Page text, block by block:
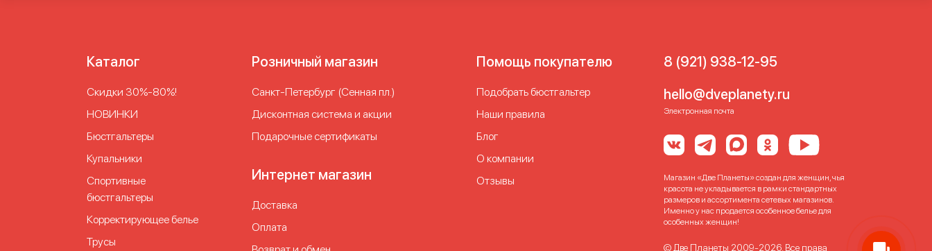
Каталог
Скидки 30%-80%!
НОВИНКИ
Бюстгальтеры
Купальники
Спортивные
бюстгальтеры
Корректирующее белье
Трусы
Розничный магазин
Cанкт-Петербург (Сенная пл.)
Дисконтная система и акции
Подарочные сертификаты
Интернет магазин
Доставка
Оплата
Помощь покупателю
Подобрать бюстгальтер
Наши правила
Блог
О компании
Отзывы
8 (921) 938-12-95
hello@dveplanety.ru
Электронная почта
Магазин «Две Планеты» создан для женщин, чья
красота не укладывается в рамки стандартных
размеров и ассортимента сетевых магазинов.
Именно у нас продается особенное белье для
особенных женщин!
© Две Планеты 2009-2026. Все права